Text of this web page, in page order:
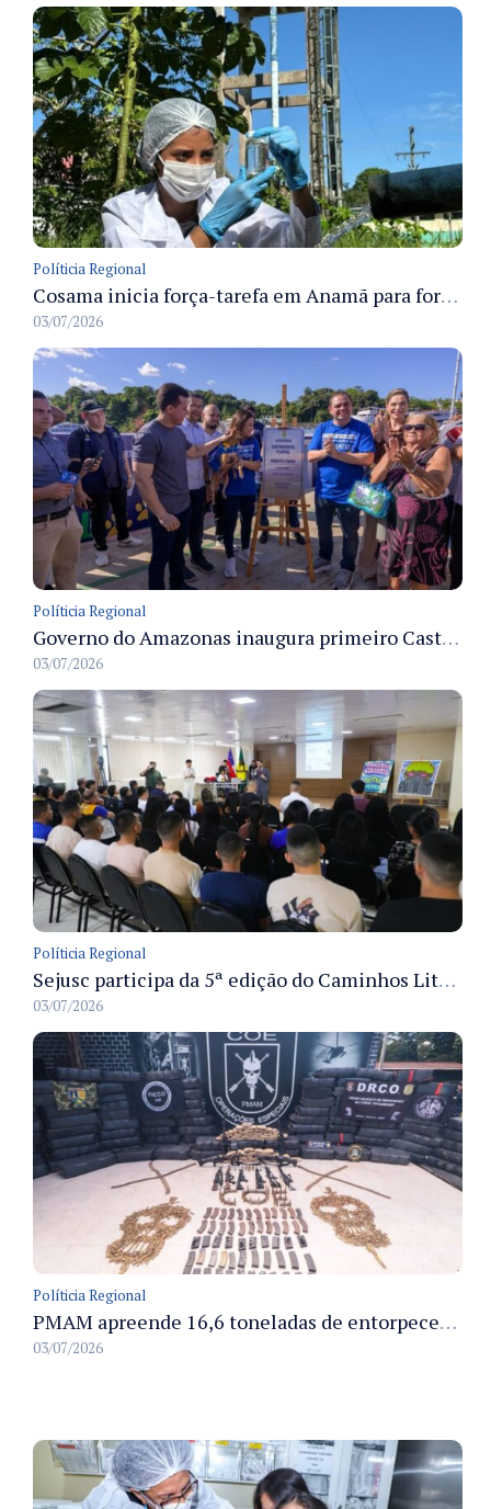
Políticia Regional
Cosama inicia força-tarefa em Anamã para fortalecer abastecimento de água e segurança hídrica da população
03/07/2026
Políticia Regional
Governo do Amazonas inaugura primeiro Castramóvel Fluvial para atendimento veterinário às comunidades ribeirinhas e castração gratuita
03/07/2026
Políticia Regional
Sejusc participa da 5ª edição do Caminhos Literários com foco na cultura hip-hop nas unidades socioeducativas
03/07/2026
Políticia Regional
PMAM apreende 16,6 toneladas de entorpecentes e registra aumento nas prisões em flagrante e nas capturas de foragidos no primeiro semestre de 2026
03/07/2026